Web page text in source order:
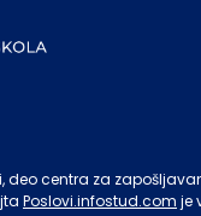
centra za
Poslovi.infostud.com je